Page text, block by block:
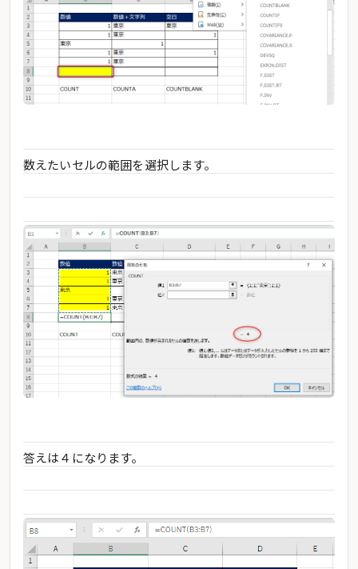
数えたいセルの範囲を選択します。
答えは４になります。